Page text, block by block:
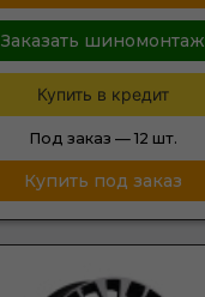
Заказать шиномонтаж
Купить в кредит
Под заказ — 12 шт.
Купить под заказ